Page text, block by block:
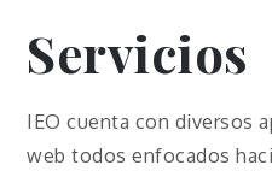
Servicios
IEO cuenta con diversos
web todos enfocados